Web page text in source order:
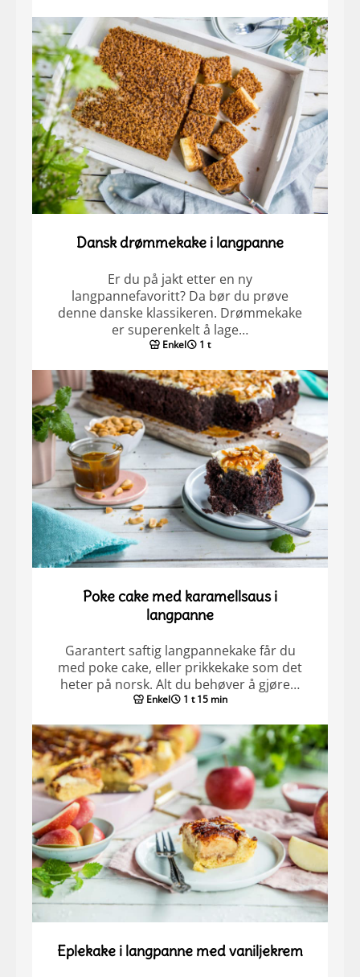
Dansk drømmekake i langpanne
Er du på jakt etter en ny
langpannefavoritt? Da bør du prøve
denne danske klassikeren. Drømmekake
er superenkelt å lage…
Enkel 1 t
Poke cake med karamellsaus i
langpanne
Garantert saftig langpannekake får du
med poke cake, eller prikkekake som det
heter på norsk. Alt du behøver å gjøre…
Enkel 1 t 15 min
Eplekake i langpanne med vaniljekrem